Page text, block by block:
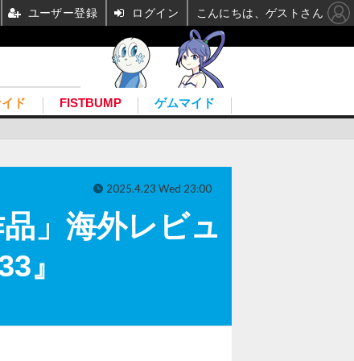
ド FISTBUMP ゲムマイド
」海外レビュ
』
2025.4.23 Wed 23:00
ユーザー登録 ログイン こんにちは、ゲストさん